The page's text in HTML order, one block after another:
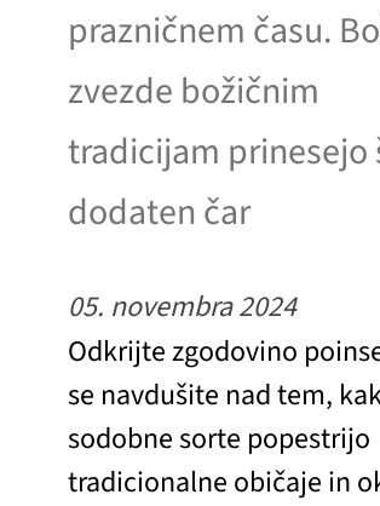
prazničnem času.
zvezde božičnim
tradicijam prinesejo
dodaten čar
05. novembra 2024
Odkrijte zgodovino
se navdušite nad tem,
sodobne sorte popestrijo
tradicionalne običaje in